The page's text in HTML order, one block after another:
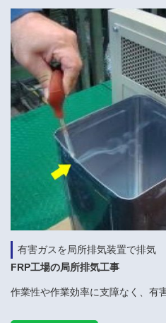
有害ガスを局所排気装置で排気
FRP工場の局所排気工事
作業性や作業効率に支障なく、有